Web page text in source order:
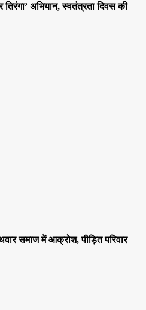
अभियान, स्वतंत्रता दिवस की
समाज में आक्रोश, पीड़ित परिवार